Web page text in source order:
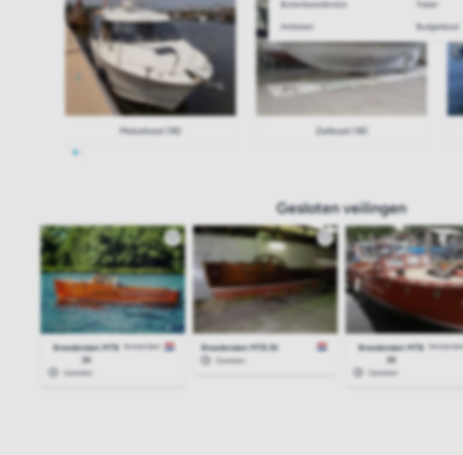
Buitenboordmotor Trailer
Artikelen Budgetboot
Motorboot (18) Zeilboot (18)
Gesloten veilingen
Breedendam MTB
26
Amsterdam
Gesloten
Breedendam MTB 26
Gesloten
Breedendam MTB
26
Amsterdam
Gesloten